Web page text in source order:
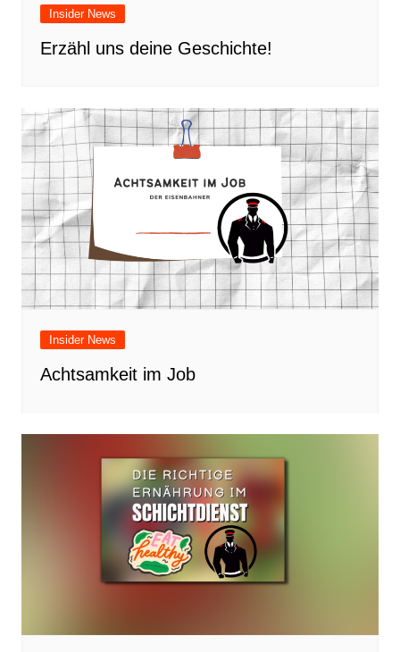
Insider News
Erzähl uns deine Geschichte!
Insider News
Achtsamkeit im Job